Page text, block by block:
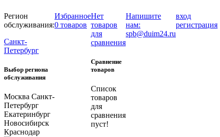
Регион
обслуживания:
Санкт-
Петербург
Выбор региона
обслуживания
Москва Санкт-
Петербург
Екатеринбург
Новосибирск
Краснодар
Избранное
0 товаров
Нет
товаров
для
сравнения
Сравнение
товаров
Список
товаров
для
сравнения
пуст!
Напишите
нам:
spb@duim24.ru
вход
регистрация